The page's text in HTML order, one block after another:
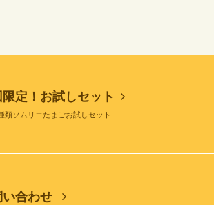
定！お試しセット
類ソムリエたまごお試しセット
い合わせ